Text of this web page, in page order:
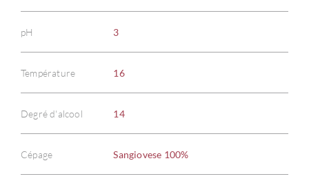
pH 3
Température 16
Degré d'alcool 14
Cépage Sangiovese 100%